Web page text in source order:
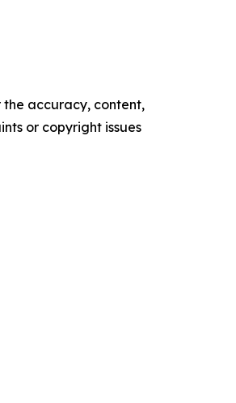
the accuracy, content,
or copyright issues